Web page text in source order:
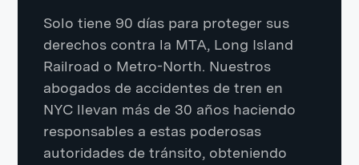
Solo tiene 90 días para proteger sus
derechos contra la MTA, Long Island
Railroad o Metro-North. Nuestros
abogados de accidentes de tren en
NYC llevan más de 30 años haciendo
responsables a estas poderosas
autoridades de tránsito, obteniendo